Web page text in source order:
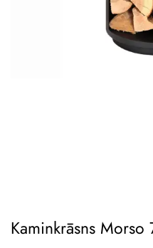
Kaminkrāsns Morso